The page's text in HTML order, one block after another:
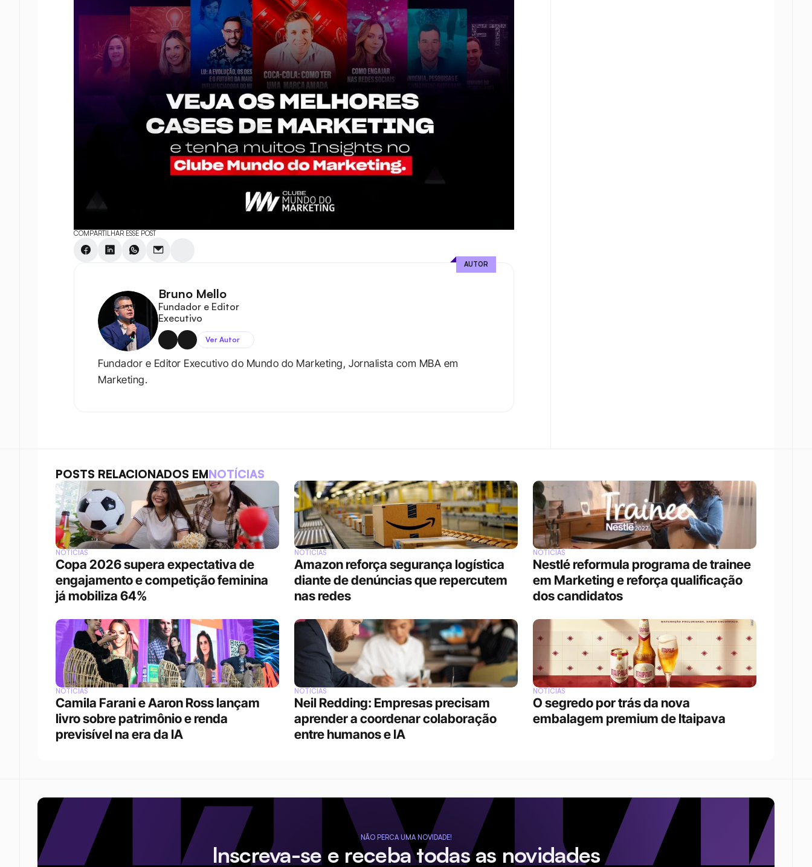
COMPARTILHAR ESSE POST
Bruno Mello
Fundador e Editor
Executivo
Ver Autor
Fundador e Editor Executivo do Mundo do Marketing, Jornalista com MBA em
Marketing.
AUTOR
POSTS RELACIONADOS EMNOTÍCIAS
NOTÍCIAS
Copa 2026 supera expectativa de
engajamento e competição feminina
já mobiliza 64%
NOTÍCIAS
Amazon reforça segurança logística
diante de denúncias que repercutem
nas redes
NOTÍCIAS
Nestlé reformula programa de trainee
em Marketing e reforça qualificação
dos candidatos
NOTÍCIAS
Camila Farani e Aaron Ross lançam
livro sobre patrimônio e renda
previsível na era da IA
NOTÍCIAS
Neil Redding: Empresas precisam
aprender a coordenar colaboração
entre humanos e IA
NOTÍCIAS
O segredo por trás da nova
embalagem premium de Itaipava
NÃO PERCA UMA NOVIDADE!
Inscreva-se e receba todas as novidades